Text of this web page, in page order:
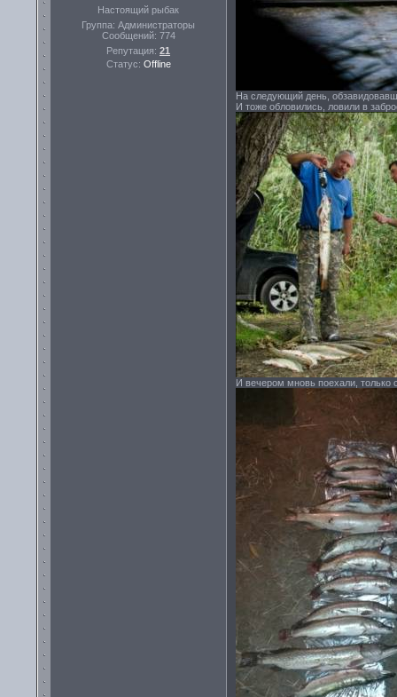
Настоящий рыбак
Группа: Администраторы
Сообщений: 774
Репутация: 21
Статус: Offline
На следующий день,
И тоже обловились, ловили в
И вечером мновь поехали, только